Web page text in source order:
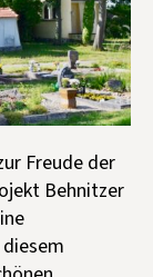
Freude der
Behnitzer